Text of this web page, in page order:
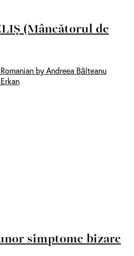
(Mâncătorul de
by Andreea Bălteanu
simptome bizare